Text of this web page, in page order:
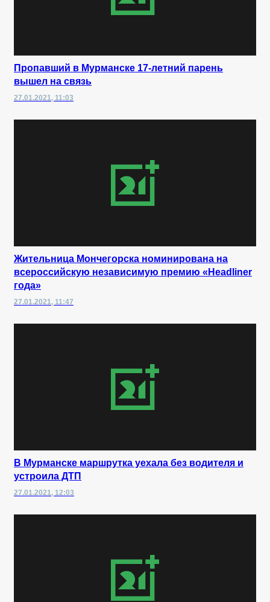
Пропавший в Мурманске 17-летний парень
вышел на связь
27.01.2021, 11:03
Жительница Мончегорска номинирована на
всероссийскую независимую премию «Headliner
года»
27.01.2021, 11:47
В Мурманске маршрутка уехала без водителя и
устроила ДТП
27.01.2021, 12:03